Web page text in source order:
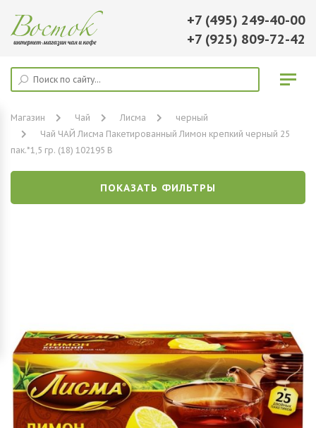
+7 (495) 249-40-00
+7 (925) 809-72-42
Магазин Чай Лисма
черный
Чай ЧАЙ Лисма Пакетированный Лимон крепкий черный 25
пак.*1,5 гр. (18) 102195 В
ПОКАЗАТЬ ФИЛЬТРЫ